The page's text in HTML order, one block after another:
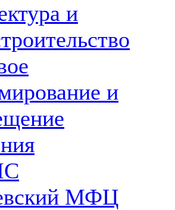
и
и
МФЦ